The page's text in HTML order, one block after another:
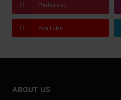
Pinterest
YouTube
ABOUT US